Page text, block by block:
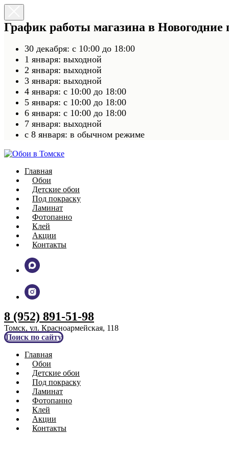
График работы магазина в
30 декабря: с 10:00 до 18:00
1 января: выходной
2 января: выходной
3 января: выходной
4 января: с 10:00 до 18:00
5 января: с 10:00 до 18:00
6 января: с 10:00 до 18:00
7 января: выходной
c 8 января: в обычном режиме
Главная
Обои
Детские обои
Под покраску
Ламинат
Фотопанно
Клей
Акции
Контакты
8 (952) 891-51-98
Томск, ул. Красноармейская, 118
Поиск по сайту
Главная
Обои
Детские обои
Под покраску
Ламинат
Фотопанно
Клей
Акции
Контакты